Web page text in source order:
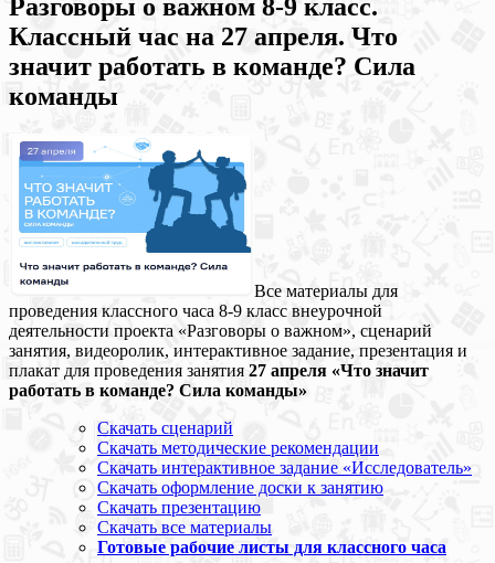
Разговоры о важном 8-9 класс.
Классный час на 27 апреля. Что
значит работать в команде? Сила
команды
Все материалы для
проведения классного часа 8-9 класс внеурочной
деятельности проекта «Разговоры о важном», сценарий
занятия, видеоролик, интерактивное задание, презентация и
плакат для проведения занятия 27 апреля «Что значит
работать в команде? Сила команды»
Скачать сценарий
Скачать методические рекомендации
Скачать интерактивное задание «Исследователь»
Скачать оформление доски к занятию
Скачать презентацию
Скачать все материалы
Готовые рабочие листы для классного часа